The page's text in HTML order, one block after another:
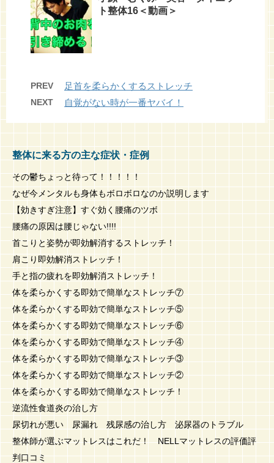
ト整体16＜動画＞
PREV 足首を柔らかくするストレッチ
NEXT 自覚がない時が一番ヤバイ！
整体に来る方の主な症状・症例
その鬱ちょっと待って！！！！！
なぜ今メンタルも身体もボロボロなのか説明します
【効きすぎ注意】すぐ効く腰痛のツボ
腰痛の原因は腰じゃない!!!!
首こりと姿勢が即効解消するストレッチ！
肩こり即効解消ストレッチ！
手と指の疲れを即効解消ストレッチ！
体を柔らかくする即効で簡単なストレッチ⑦
体を柔らかくする即効で簡単なストレッチ⑤
体を柔らかくする即効で簡単なストレッチ⑥
体を柔らかくする即効で簡単なストレッチ④
体を柔らかくする即効で簡単なストレッチ③
体を柔らかくする即効で簡単なストレッチ②
体を柔らかくする即効で簡単なストレッチ！
逆流性食道炎の治し方
尿切れが悪い 尿漏れ 残尿感の治し方 泌尿器のトラブル
整体師が選ぶマットレスはこれだ！ NELLマットレスの評価評
判口コミ